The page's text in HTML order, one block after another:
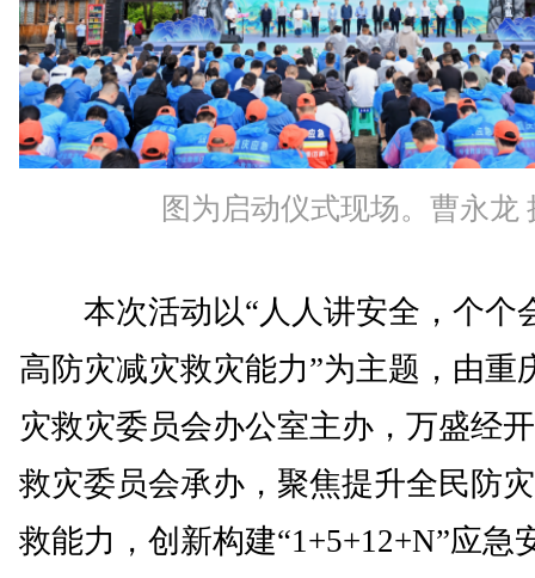
图为启动仪式现场。曹永龙
本次活动以“人人讲安全，个个
高防灾减灾救灾能力”为主题，由重
灾救灾委员会办公室主办，万盛经
救灾委员会承办，聚焦提升全民防
救能力，创新构建“1+5+12+N”应急